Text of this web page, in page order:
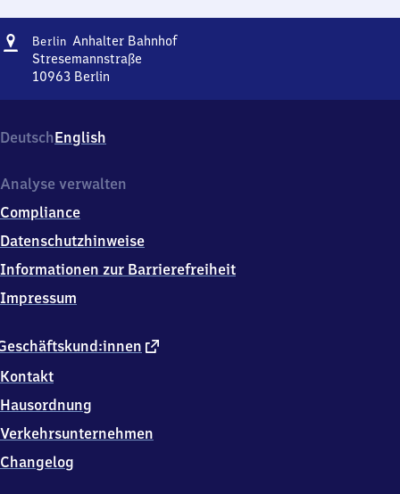
Adresse
Berlin Anhalter BahnhofBerlin
Stresemannstraße
10963 Berlin
Bahnhof,
Stresemannstraße,
0
6
3
DeutschEnglish
externer
Kontakt
Hausordnung
Verkehrsunternehmen
Changelog
Analyse verwalten
Compliance
Datenschutzhinweise
Informationen zur Barrierefreiheit
Impressum